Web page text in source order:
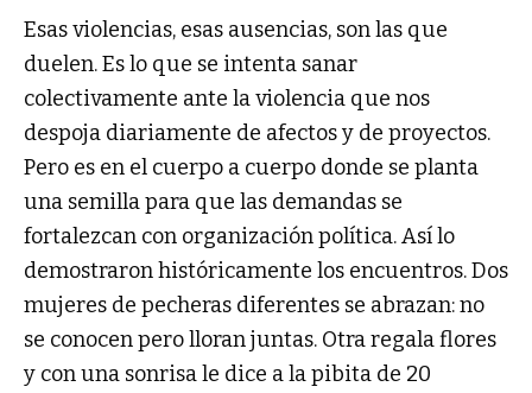
Esas violencias, esas ausencias, son las que
duelen. Es lo que se intenta sanar
colectivamente ante la violencia que nos
despoja diariamente de afectos y de proyectos.
Pero es en el cuerpo a cuerpo donde se planta
una semilla para que las demandas se
fortalezcan con organización política. Así lo
demostraron históricamente los encuentros. Dos
mujeres de pecheras diferentes se abrazan: no
se conocen pero lloran juntas. Otra regala flores
y con una sonrisa le dice a la pibita de 20